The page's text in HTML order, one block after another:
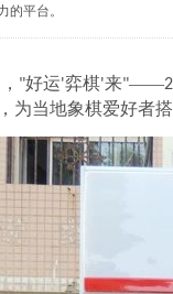
的平台。
"好运'弈棋'来"——
为当地象棋爱好者